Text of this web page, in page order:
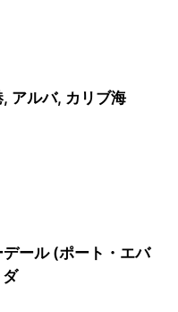
アルバ, カリブ海
ール (ポート・エバ